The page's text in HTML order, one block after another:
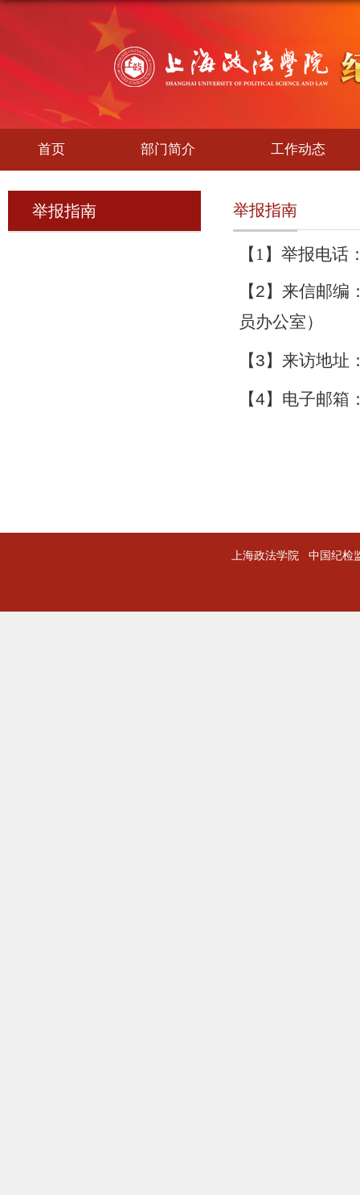
首页 部门简介 工作动态
举报指南 举报指南
【1】举报电话
【2】 来信邮编
员办公室）
【3】 来访地址
【4】 电子邮箱
上海政法学院 中国纪检